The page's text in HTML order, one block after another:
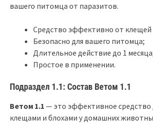
вашего питомца от паразитов.
Средство эффективно от клещей
Безопасно для вашего питомца;
Длительное действие до 1
Простое в применении.
Подраздел 1.1: Состав Ветом 1.1
Ветом 1.1 — это эффективное средство
клещами и блохами у домашних